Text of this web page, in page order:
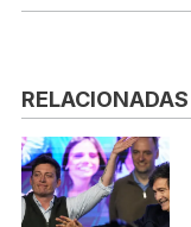
RELACIONADAS